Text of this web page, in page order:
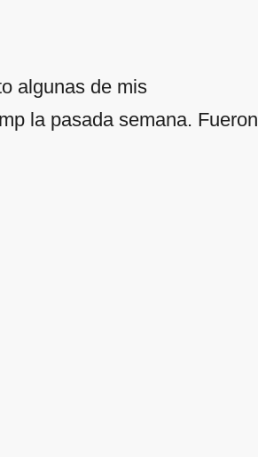
algunas de mis
la pasada semana. Fueron